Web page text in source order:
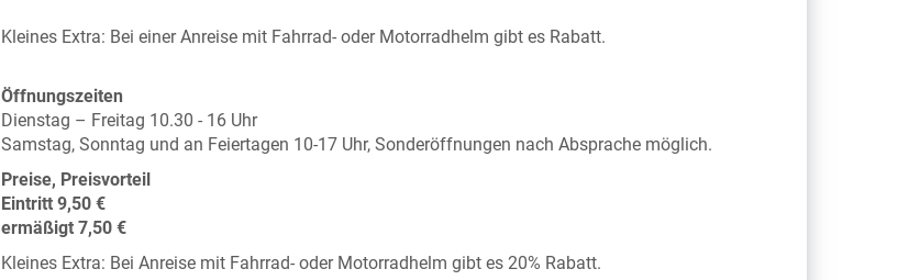
Kleines Extra: Bei einer Anreise mit Fahrrad- oder Motorradhelm gibt es Rabatt.
Öffnungszeiten
Dienstag – Freitag 10.30 - 16 Uhr
Samstag, Sonntag und an Feiertagen 10-17 Uhr, Sonderöffnungen nach Absprache möglich.
Preise, Preisvorteil
Eintritt 9,50 €
ermäßigt 7,50 €
Kleines Extra: Bei Anreise mit Fahrrad- oder Motorradhelm gibt es 20% Rabatt.